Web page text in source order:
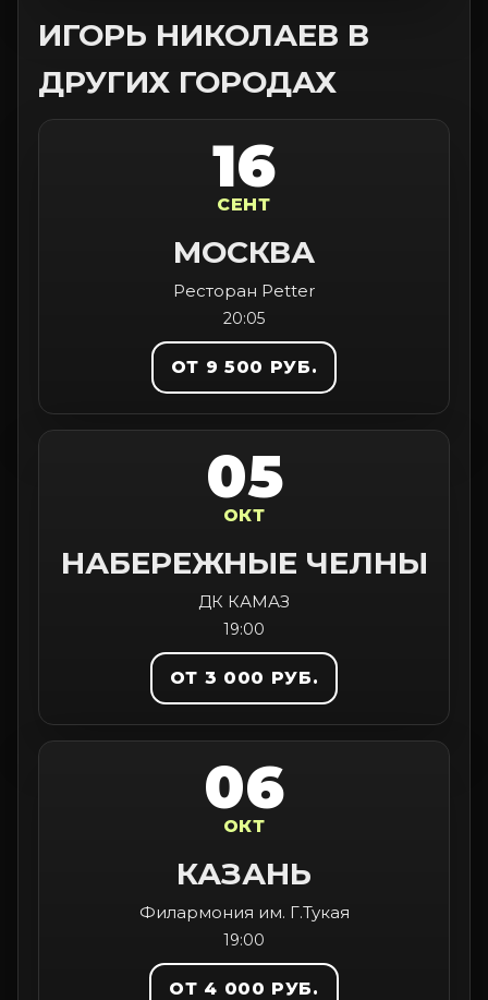
ИГОРЬ НИКОЛАЕВ В
ДРУГИХ ГОРОДАХ
16
СЕНТ
МОСКВА
Ресторан Petter
20:05
ОТ 9 500 РУБ.
05
ОКТ
НАБЕРЕЖНЫЕ ЧЕЛНЫ
ДК КАМАЗ
19:00
ОТ 3 000 РУБ.
06
ОКТ
КАЗАНЬ
Филармония им. Г.Тукая
19:00
ОТ 4 000 РУБ.